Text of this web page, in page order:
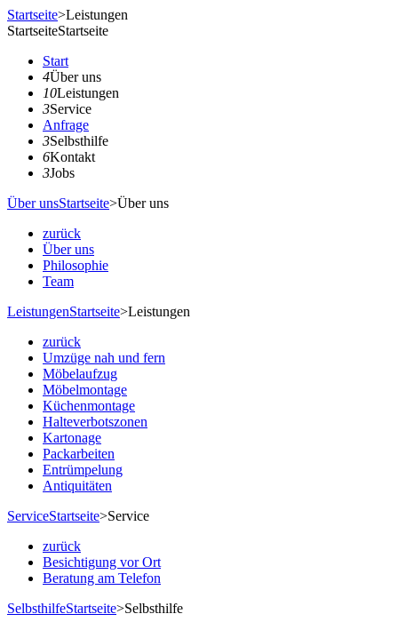
Startseite>Leistungen
StartseiteStartseite
Start
4Über uns
10Leistungen
3Service
Anfrage
3Selbsthilfe
6Kontakt
3Jobs
Über unsStartseite>Über uns
zurück
Über uns
Philosophie
Team
LeistungenStartseite>Leistungen
zurück
Umzüge nah und fern
Möbelaufzug
Möbelmontage
Küchenmontage
Halteverbotszonen
Kartonage
Packarbeiten
Entrümpelung
Antiquitäten
ServiceStartseite>Service
zurück
Besichtigung vor Ort
Beratung am Telefon
SelbsthilfeStartseite>Selbsthilfe